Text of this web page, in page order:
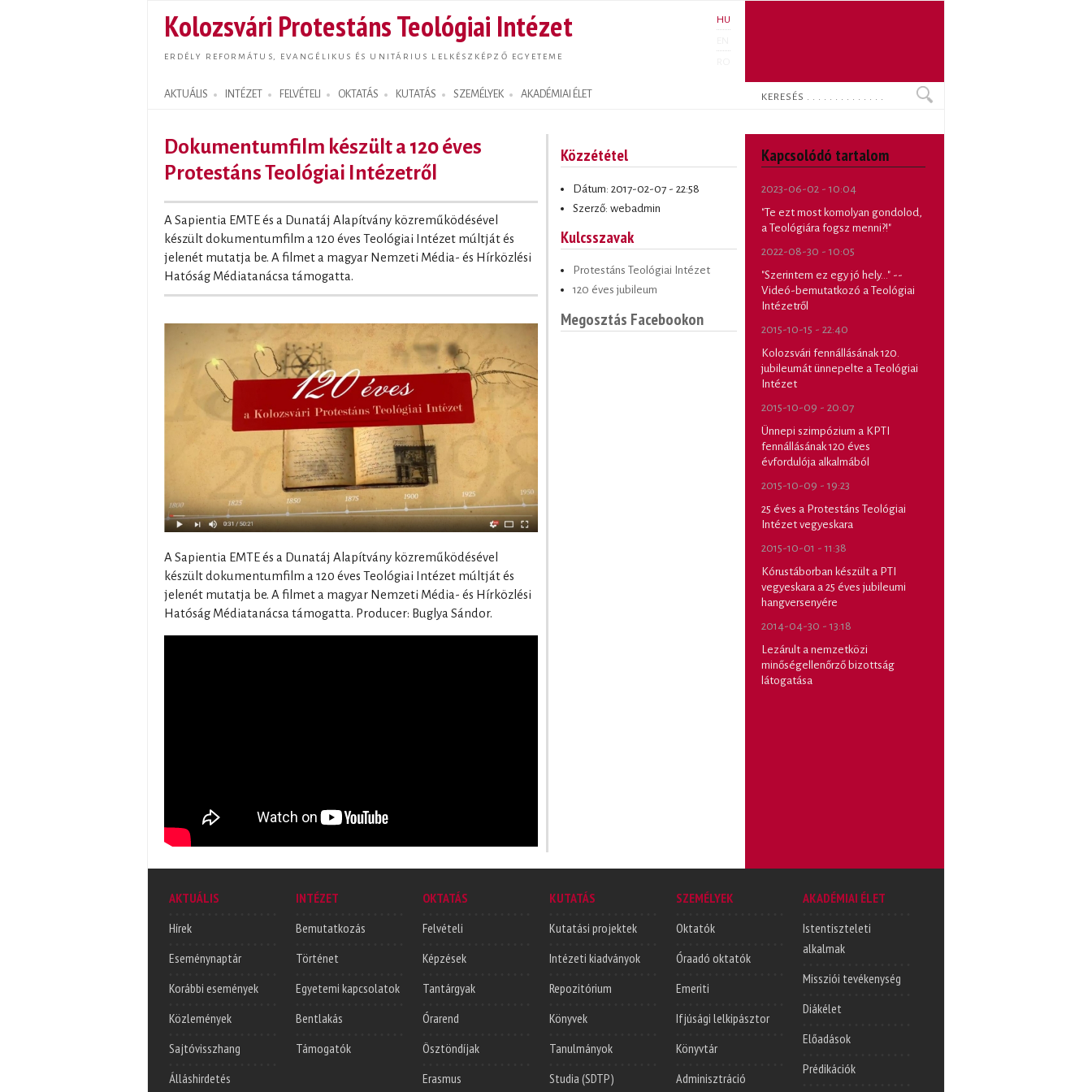
tartalomra
Kolozsvári Protestáns Teológiai Intézet
ERDÉLY REFORMÁTUS, EVANGÉLIKUS ÉS UNITÁRIUS LELKÉSZKÉPZŐ EGYETEME
HU
AKTUÁLIS INTÉZET FELVÉTELI OKTATÁS KUTATÁS SZEMÉLYEK AKADÉMIAI ÉLET
Search form
Keresés
Dokumentumfilm készült a 120 éves
Protestáns Teológiai Intézetről
A Sapientia EMTE és a Dunatáj Alapítvány közreműködésével
készült dokumentumfilm a 120 éves Teológiai Intézet múltját és
jelenét mutatja be. A filmet a magyar Nemzeti Média- és Hírközlési
Hatóság Médiatanácsa támogatta.
A Sapientia EMTE és a Dunatáj Alapítvány közreműködésével
készült dokumentumfilm a 120 éves Teológiai Intézet múltját és
jelenét mutatja be. A filmet a magyar Nemzeti Média- és Hírközlési
Hatóság Médiatanácsa támogatta. Producer: Buglya Sándor.
Közzététel
Dátum: 2017-02-07 - 22:58
Szerző: webadmin
Kulcsszavak
Protestáns Teológiai Intézet
120 éves jubileum
Megosztás Facebookon
Kapcsolódó tartalom
2023-06-02 - 10:04
"Te ezt most komolyan gondolod,
a Teológiára fogsz menni?!"
2022-08-30 - 10:05
"Szerintem ez egy jó hely..." --
Videó-bemutatkozó a Teológiai
Intézetről
2015-10-15 - 22:40
Kolozsvári fennállásának 120.
jubileumát ünnepelte a Teológiai
Intézet
2015-10-09 - 20:07
Ünnepi szimpózium a KPTI
fennállásának 120 éves
évfordulója alkalmából
2015-10-09 - 19:23
25 éves a Protestáns Teológiai
Intézet vegyeskara
2015-10-01 - 11:38
Kórustáborban készült a PTI
vegyeskara a 25 éves jubileumi
hangversenyére
2014-04-30 - 13:18
Lezárult a nemzetközi
minőségellenőrző bizottság
látogatása
AKTUÁLIS
Hírek
Eseménynaptár
Korábbi események
Közlemények
Sajtóvisszhang
Álláshirdetés
INTÉZET
Bemutatkozás
Történet
Egyetemi kapcsolatok
Bentlakás
Támogatók
OKTATÁS
Felvételi
Képzések
Tantárgyak
Órarend
Ösztöndíjak
Erasmus
KUTATÁS
Kutatási projektek
Intézeti kiadványok
Repozitórium
Könyvek
Tanulmányok
Studia (SDTP)
SZEMÉLYEK
Oktatók
Óraadó oktatók
Emeriti
Ifjúsági lelkipásztor
Könyvtár
Adminisztráció
AKADÉMIAI ÉLET
Istentiszteleti
alkalmak
Missziói tevékenység
Diákélet
Előadások
Prédikációk